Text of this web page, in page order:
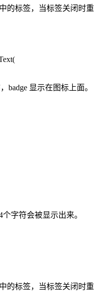
的标签，当标签关闭时重
badge 显示在图标上面。
字符会被显示出来。
的标签，当标签关闭时重